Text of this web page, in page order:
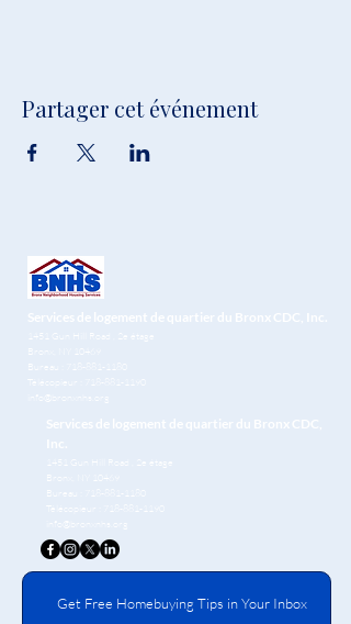
Partager cet événement
Services de logement de quartier du Bronx CDC, Inc.
1451 Gun Hill Road
, 2e étage
Bronx, NY 10469
Bureau :
718-881-1180
Télécopieur :
718-881-1190
info@bronxnhs.org
Services de logement de quartier du Bronx CDC,
Inc.
1451 Gun Hill Road
, 2e étage
Bronx, NY 10469
Bureau :
718-881-1180
Télécopieur :
718-881-1190
info@bronxnhs.org
Get Free Homebuying Tips in Your Inbox